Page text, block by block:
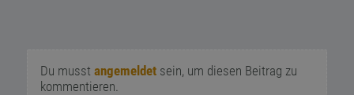
Du musst angemeldetsein, um diesen Beitrag zu
kommentieren.